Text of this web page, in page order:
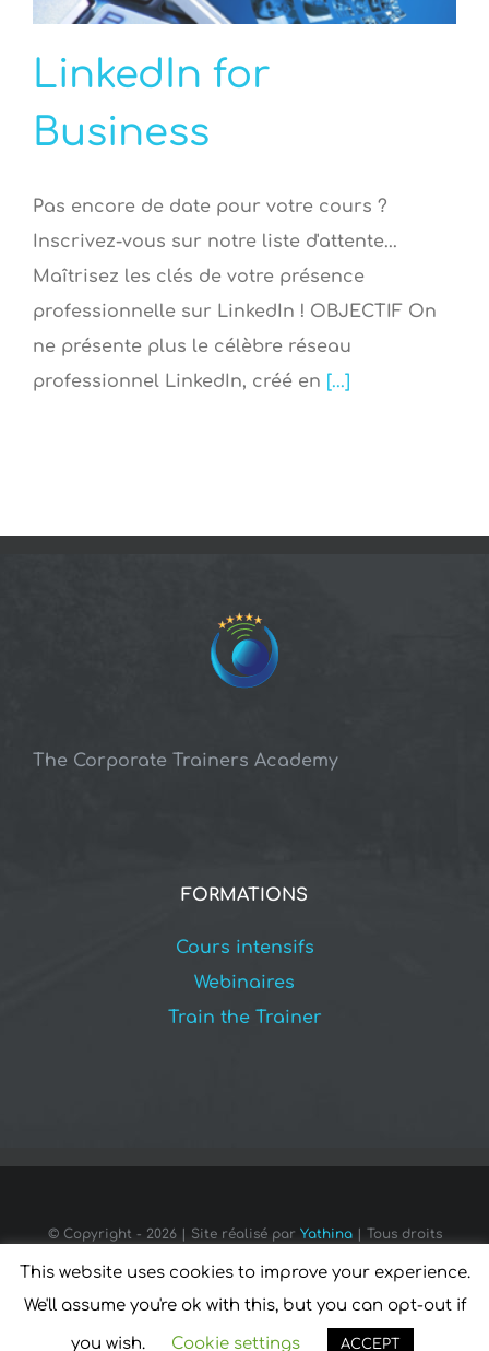
LinkedIn for
Business
Pas encore de date pour votre cours ?
Inscrivez-vous sur notre liste d'attente...
Maîtrisez les clés de votre présence
professionnelle sur LinkedIn ! OBJECTIF On
ne présente plus le célèbre réseau
professionnel LinkedIn, créé en [...]
The Corporate Trainers Academy
FORMATIONS
Cours intensifs
Webinaires
Train the Trainer
© Copyright - 2026 | Site réalisé par Yathina| Tous droits
FacebookLinkedIn
This website uses cookies to improve your experience.
We'll assume you're ok with this, but you can opt-out if
you wish. Cookie settings ACCEPT